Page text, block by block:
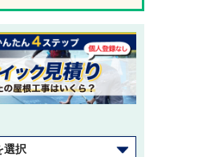
選択